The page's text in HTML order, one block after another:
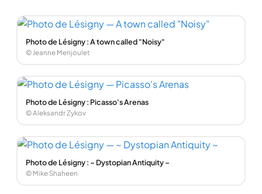
Photo de Lésigny : A town called "Noisy"
© Jeanne Menjoulet
Photo de Lésigny : Picasso's Arenas
© Aleksandr Zykov
Photo de Lésigny : ~ Dystopian Antiquity ~
© Mike Shaheen